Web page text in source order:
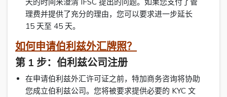
理费并提供了充分的理由，您可以要求进一步延长
15 天至 45 天。
如何申请伯利兹外汇牌照？
第 1 步：伯利兹公司注册
在申请伯利兹外汇许可证之前，特加商务咨询将协助
您成立伯利兹公司。您将被要求提供必要的 KYC 文